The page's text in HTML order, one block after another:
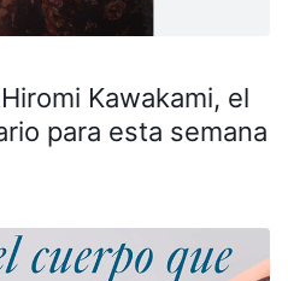
Kawakami, el
para esta semana